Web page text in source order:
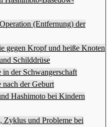
(Entfernung) der
gegen Kropf und heiße Knoten
Schilddrüse
der Schwangerschaft
der Geburt
Hashimoto bei Kindern
Zyklus und Probleme bei